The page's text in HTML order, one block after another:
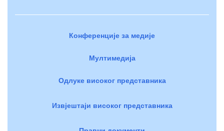
Конференције за медије
Мултимедија
Одлуке високог представника
Извјештаји високог представника